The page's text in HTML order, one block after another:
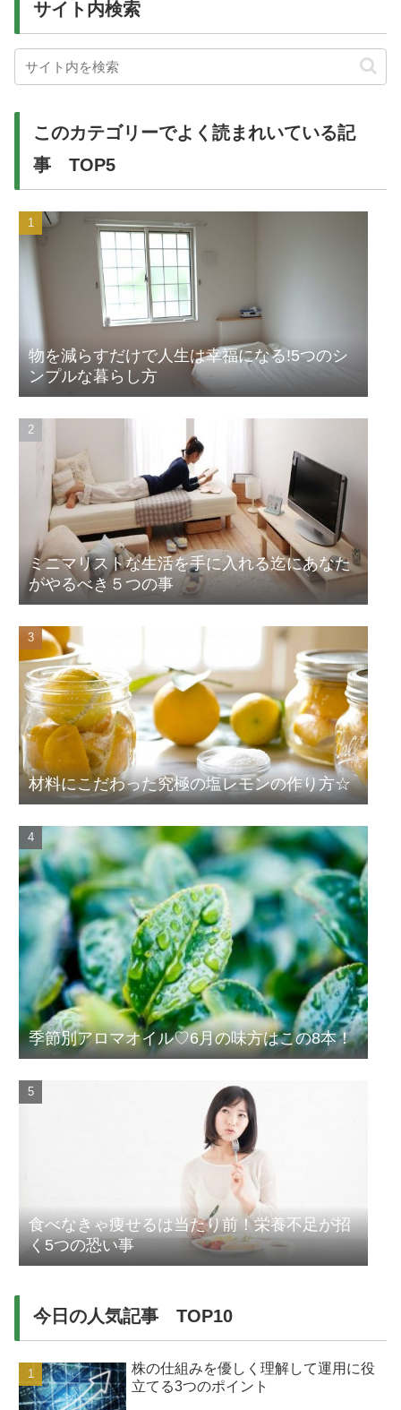
サイト内検索
このカテゴリーでよく読まれいている記
事 TOP5
物を減らすだけで人生は幸福になる!5つのシ
ンプルな暮らし方
ミニマリストな生活を手に入れる迄にあなた
がやるべき５つの事
材料にこだわった究極の塩レモンの作り方☆
季節別アロマオイル♡6月の味方はこの8本！
食べなきゃ痩せるは当たり前！栄養不足が招
く5つの恐い事
今日の人気記事 TOP10
株の仕組みを優しく理解して運用に役
立てる3つのポイント